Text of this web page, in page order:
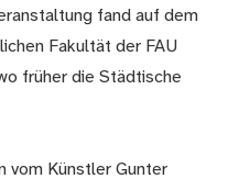
fand auf dem
Fakultät der FAU
früher die Städtische
vom Künstler Gunter